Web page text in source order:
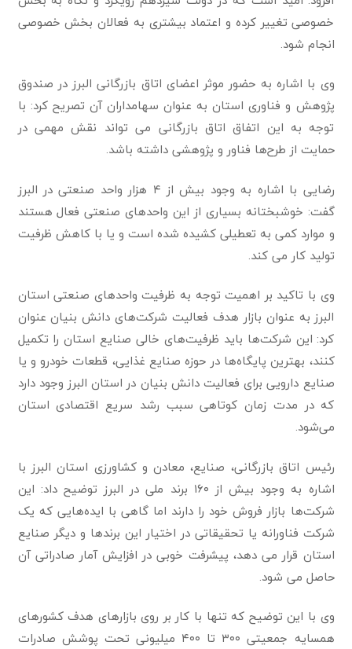
خصوصی تغییر کرده و اعتماد بیشتری به فعالان بخش خصوصی
انجام شود.
وی با اشاره به حضور موثر اعضای اتاق بازرگانی البرز در صندوق
پژوهش و فناوری استان به عنوان سهامداران آن تصریح کرد: با
توجه به این اتفاق اتاق بازرگانی می تواند نقش مهمی در
حمایت از طرح‌ها فناور و پژوهشی داشته باشد.
رضایی با اشاره به وجود بیش از ۴ هزار واحد صنعتی در البرز
گفت: خوشبختانه بسیاری از این واحدهای صنعتی فعال هستند
و موارد کمی به تعطیلی کشیده شده است و یا با کاهش ظرفیت
تولید کار می کند.
وی با تاکید بر اهمیت توجه به ظرفیت واحدهای صنعتی استان
البرز به عنوان بازار هدف فعالیت شرکت‌های دانش بنیان عنوان
کرد: این شرکت‌ها باید ظرفیت‌های خالی صنایع استان را تکمیل
کنند، بهترین پایگاه‌ها در حوزه صنایع غذایی، قطعات خودرو و یا
صنایع دارویی برای فعالیت دانش بنیان در استان البرز وجود دارد
که در مدت زمان کوتاهی سبب رشد سریع اقتصادی استان
می‌شود.
رئیس اتاق بازرگانی، صنایع، معادن و کشاورزی استان البرز با
اشاره به وجود بیش از ۱۶۰ برند ملی در البرز توضیح داد: این
شرکت‌ها بازار فروش خود را دارند اما گاهی با ایده‌هایی که یک
شرکت فناورانه یا تحقیقاتی در اختیار این برندها و دیگر صنایع
استان قرار می دهد، پیشرفت خوبی در افزایش آمار صادراتی آن
حاصل می شود.
وی با این توضیح که تنها با کار بر روی بازارهای هدف کشورهای
همسایه جمعیتی ۳۰۰ تا ۴۰۰ میلیونی تحت پوشش صادرات